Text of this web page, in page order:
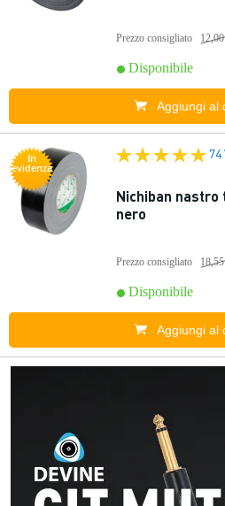
Prezzo consigliato
Disponibile
Aggiungi al
In
evidenza
74
Nichiban nastro
nero
Prezzo consigliato
Disponibile
Aggiungi al